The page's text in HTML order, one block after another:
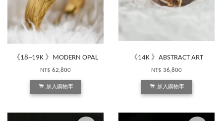
《18~19K 》MODERN OPAL
NT$ 62,800
加入購物車
《14K 》ABSTRACT ART
NT$ 36,800
加入購物車